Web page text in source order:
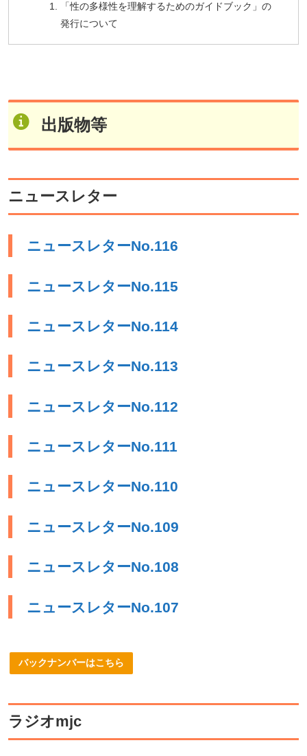
「性の多様性を理解するためのガイドブック」の
発行について
出版物等
ニュースレター
ニュースレターNo.116
ニュースレターNo.115
ニュースレターNo.114
ニュースレターNo.113
ニュースレターNo.112
ニュースレターNo.111
ニュースレターNo.110
ニュースレターNo.109
ニュースレターNo.108
ニュースレターNo.107
バックナンバーはこちら
ラジオmjc